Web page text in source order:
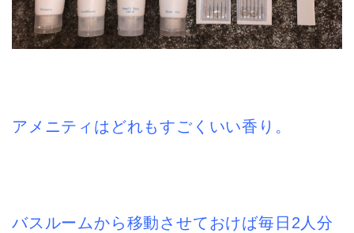
アメニティはどれもすごくいい香り。
バスルームから移動させておけば毎日2人分